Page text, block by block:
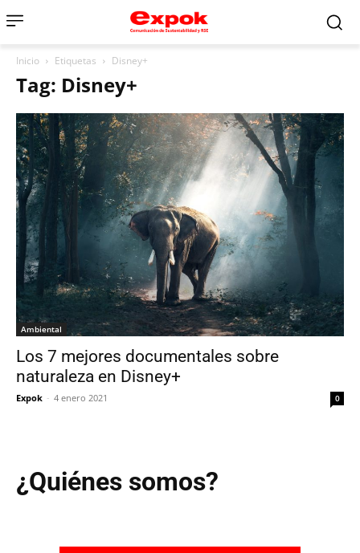
Inicio Etiquetas Disney+
Tag: Disney+
Ambiental
Los 7 mejores documentales sobre
naturaleza en Disney+
Expok - 4 enero 2021 0
¿Quiénes somos?